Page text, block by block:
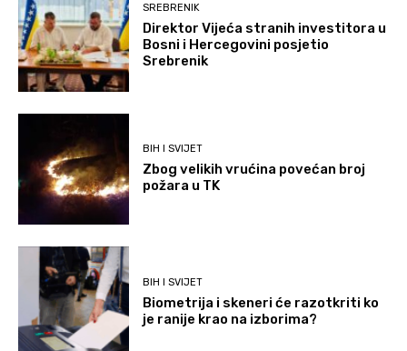
SREBRENIK
Direktor Vijeća stranih investitora u
Bosni i Hercegovini posjetio
Srebrenik
BIH I SVIJET
Zbog velikih vrućina povećan broj
požara u TK
BIH I SVIJET
Biometrija i skeneri će razotkriti ko
je ranije krao na izborima?